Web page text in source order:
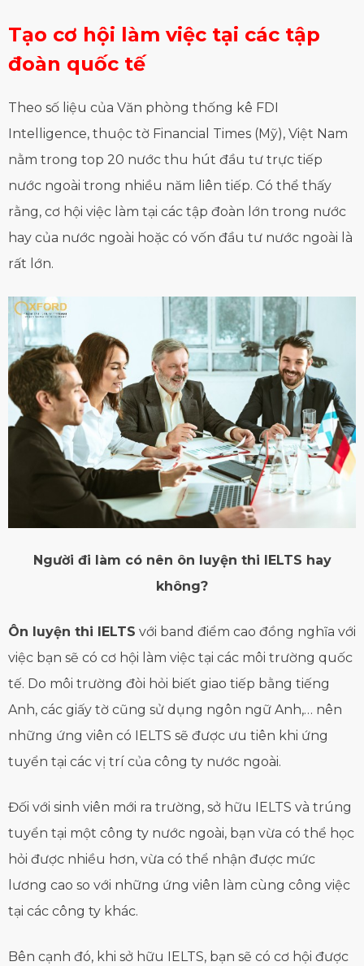
Tạo cơ hội làm việc tại các tập
đoàn quốc tế
Theo số liệu của Văn phòng thống kê FDI
Intelligence, thuộc tờ Financial Times (Mỹ), Việt Nam
nằm trong top 20 nước thu hút đầu tư trực tiếp
nước ngoài trong nhiều năm liên tiếp. Có thể thấy
rằng, cơ hội việc làm tại các tập đoàn lớn trong nước
hay của nước ngoài hoặc có vốn đầu tư nước ngoài là
rất lớn.
Người đi làm có nên ôn luyện thi IELTS hay
không?
Ôn luyện thi IELTS với band điểm cao đồng nghĩa với
việc bạn sẽ có cơ hội làm việc tại các môi trường quốc
tế. Do môi trường đòi hỏi biết giao tiếp bằng tiếng
Anh, các giấy tờ cũng sử dụng ngôn ngữ Anh,… nên
những ứng viên có IELTS sẽ được ưu tiên khi ứng
tuyển tại các vị trí của công ty nước ngoài.
Đối với sinh viên mới ra trường, sở hữu IELTS và trúng
tuyển tại một công ty nước ngoài, bạn vừa có thể học
hỏi được nhiều hơn, vừa có thể nhận được mức
lương cao so với những ứng viên làm cùng công việc
tại các công ty khác.
Bên cạnh đó, khi sở hữu IELTS, bạn sẽ có cơ hội được